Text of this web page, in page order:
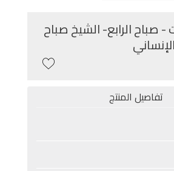
صباح الرابع- الشيخ صباح
تفاصيل المنتج